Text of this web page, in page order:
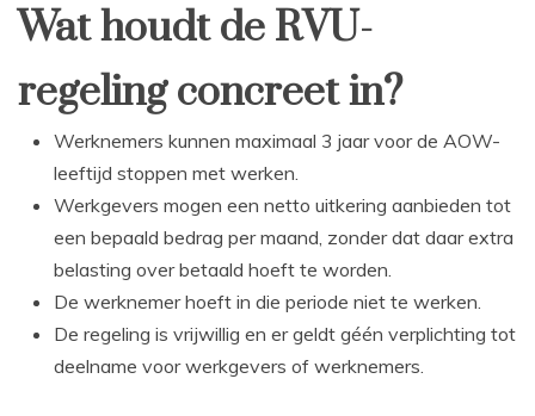
Wat houdt de RVU-
regeling concreet in?
Werknemers kunnen maximaal 3 jaar voor de AOW-
leeftijd stoppen met werken.
Werkgevers mogen een netto uitkering aanbieden tot
een bepaald bedrag per maand, zonder dat daar extra
belasting over betaald hoeft te worden.
De werknemer hoeft in die periode niet te werken.
De regeling is vrijwillig en er geldt géén verplichting tot
deelname voor werkgevers of werknemers.